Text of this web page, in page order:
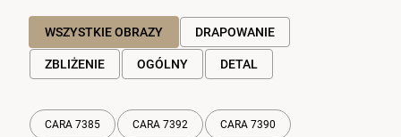
WSZYSTKIE OBRAZY DRAPOWANIE
ZBLIŻENIE OGÓLNY DETAL
CARA 7385 CARA 7392 CARA 7390